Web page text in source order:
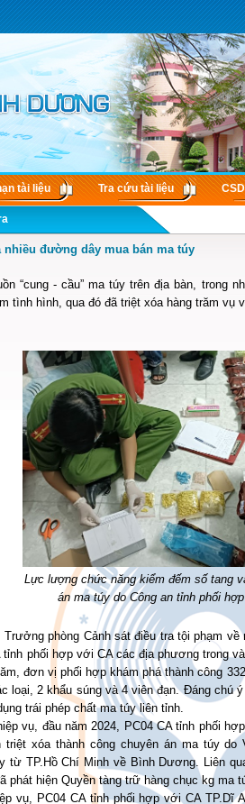
tài liệu Tra cứu tài liệu
nhiều đường dây mua bán ma túy
“cung - cầu” ma túy trên địa bàn, trong
tình hình, qua đó đã triệt xóa hàng trăm vụ
Lực lượng chức năng kiểm đếm số tang
án ma túy do Công an tỉnh phối
phòng Cảnh sát điều tra tội phạm
phối hợp với CA các địa phương trong
đơn vị phối hợp khám phá thành công
loại, 2 khẩu súng và 4 viên đạn. Đáng chú
trái phép chất ma túy liên tỉnh.
vụ, đầu năm 2024, PC04 CA tỉnh phối
triệt xóa thành công chuyên án ma túy
từ TP.Hồ Chí Minh về Bình Dương. Liên
phát hiện Quyền tàng trữ hàng chục kg ma
vụ, PC04 CA tỉnh phối hợp với CA TP.Dĩ